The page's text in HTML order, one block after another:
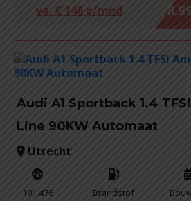
va. € 148 p/mnd €
Audi A1 Sportback 1.4
Line 90KW Automaat
Utrecht
191.476
Brandstof